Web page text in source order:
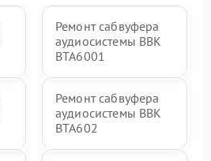
Ремонт сабвуфера
аудиосистемы BBK
BTA6001
Ремонт сабвуфера
аудиосистемы BBK
BTA602